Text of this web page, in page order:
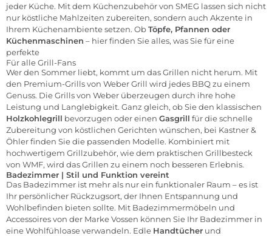
jeder Küche. Mit dem Küchenzubehör von SMEG lassen sich nicht
nur köstliche Mahlzeiten zubereiten, sondern auch Akzente in
Ihrem Küchenambiente setzen. ObTöpfe, Pfannen oder
Küchenmaschinen – hier finden Sie alles, was Sie für eine
perfekte
Für alle Grill-Fans
Wer den Sommer liebt, kommt um das Grillen nicht herum. Mit
den Premium-Grills von Weber Grill wird jedes BBQ zu einem
Genuss. Die Grills von Weber überzeugen durch ihre hohe
Leistung und Langlebigkeit. Ganz gleich, ob Sie den klassischen
Holzkohlegrill bevorzugen oder einen Gasgrill für die schnelle
Zubereitung von köstlichen Gerichten wünschen, bei Kastner &
Öhler finden Sie die passenden Modelle. Kombiniert mit
hochwertigem Grillzubehör, wie dem praktischen Grillbesteck
von WMF, wird das Grillen zu einem noch besseren Erlebnis.
Badezimmer | Stil und Funktion vereint
Das Badezimmer ist mehr als nur ein funktionaler Raum – es ist
Ihr persönlicher Rückzugsort, der Ihnen Entspannung und
Wohlbefinden bieten sollte. Mit Badezimmermöbeln und
Accessoires von der MarkeVossen können Sie Ihr Badezimmer in
eine Wohlfühloase verwandeln. Edle Handtücher und